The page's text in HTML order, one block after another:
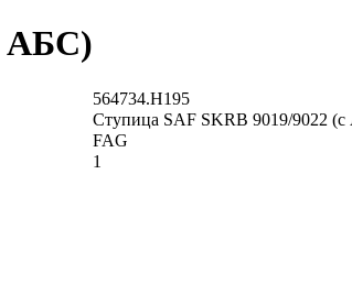
АБС)
564734.H195
Ступица SAF SKRB 9019/9022
FAG
1